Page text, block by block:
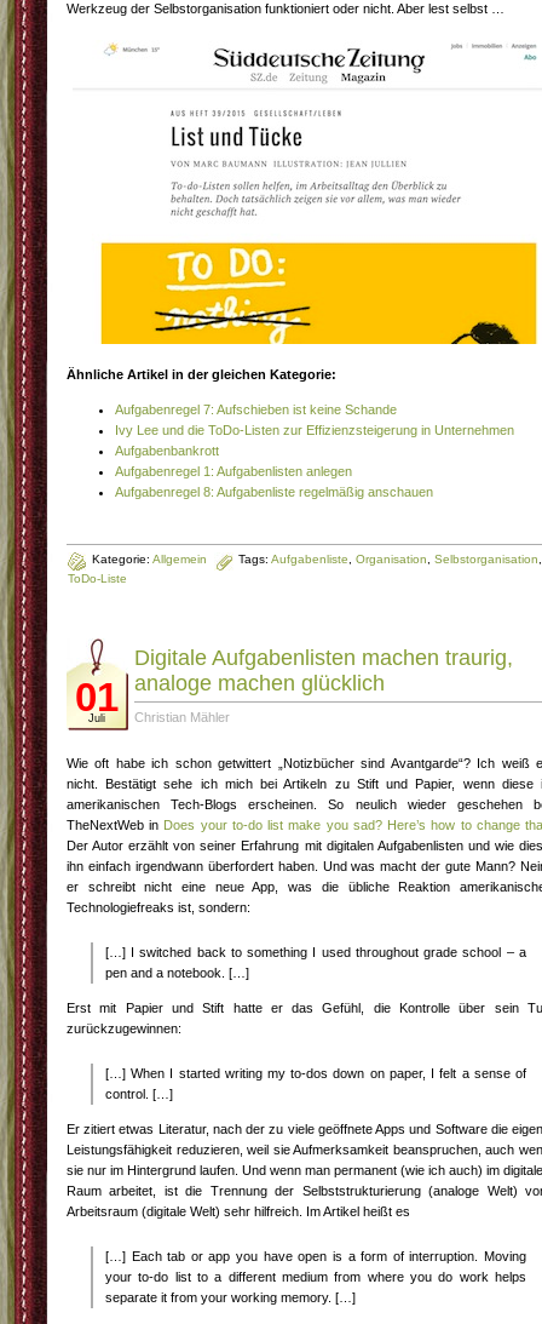
Werkzeug der Selbstorganisation funktioniert oder nicht. Aber lest selbst …
Ähnliche Artikel in der gleichen Kategorie:
Aufgabenregel 7: Aufschieben ist keine Schande
Ivy Lee und die ToDo-Listen zur Effizienzsteigerung in Unternehmen
Aufgabenbankrott
Aufgabenregel 1: Aufgabenlisten anlegen
Aufgabenregel 8: Aufgabenliste regelmäßig anschauen
Kategorie: Allgemein Tags: Aufgabenliste Organisation Selbstorganisation
ToDo-Liste
01
Juli
Digitale Aufgabenlisten machen traurig,
analoge machen glücklich
Christian Mähler
Wie oft habe ich schon getwittert „Notizbücher sind Avantgarde“? Ich weiß
nicht. Bestätigt sehe ich mich bei Artikeln zu Stift und Papier, wenn diese
amerikanischen Tech-Blogs erscheinen. So neulich wieder geschehen
TheNextWeb in Does your to-do list make you sad? Here’s how to change
Der Autor erzählt von seiner Erfahrung mit digitalen Aufgabenlisten und wie
ihn einfach irgendwann überfordert haben. Und was macht der gute Mann?
er schreibt nicht eine neue App, was die übliche Reaktion
Technologiefreaks ist, sondern:
[…] I switched back to something I used throughout grade school – a
pen and a notebook. […]
Erst mit Papier und Stift hatte er das Gefühl, die Kontrolle über sein
zurückzugewinnen:
[…] When I started writing my to-dos down on paper, I felt a sense of
control. […]
Er zitiert etwas Literatur, nach der zu viele geöffnete Apps und Software die
Leistungsfähigkeit reduzieren, weil sie Aufmerksamkeit beanspruchen, auch
sie nur im Hintergrund laufen. Und wenn man permanent (wie ich auch) im
Raum arbeitet, ist die Trennung der Selbststrukturierung (analoge Welt)
Arbeitsraum (digitale Welt) sehr hilfreich. Im Artikel heißt es
[…] Each tab or app you have open is a form of interruption. Moving
your to-do list to a different medium from where you do work helps
separate it from your working memory. […]